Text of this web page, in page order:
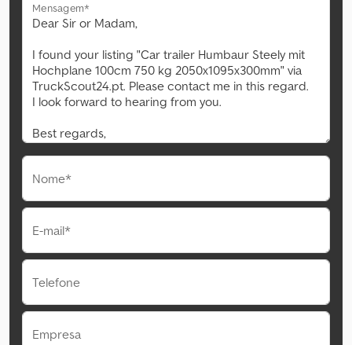
Mensagem*
Nome*
E-mail*
Telefone
Empresa